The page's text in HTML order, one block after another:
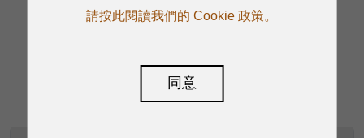
請按此閱讀我們的 Cookie 政策。
同意